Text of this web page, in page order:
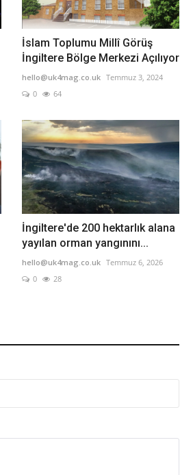
İslam Toplumu Millî Görüş
İngiltere Bölge Merkezi Açılıyor
hello@uk4mag.co.uk Temmuz 3, 2024
0
64
İngiltere'de 200 hektarlık alana
yayılan orman yangınını...
hello@uk4mag.co.uk Temmuz 6, 2026
0
28